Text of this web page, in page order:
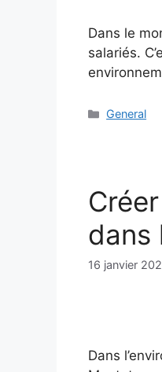
Dans le
salariés.
General
dans
16 janvier
Dans